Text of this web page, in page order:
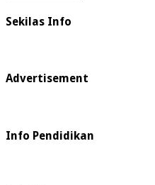
Sekilas Info
Advertisement
Info Pendidikan